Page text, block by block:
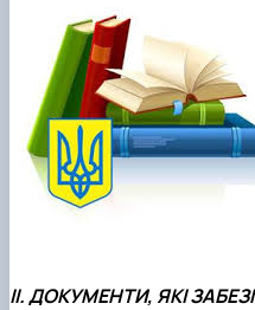
IІ. ДОКУМЕНТИ, ЯКІ